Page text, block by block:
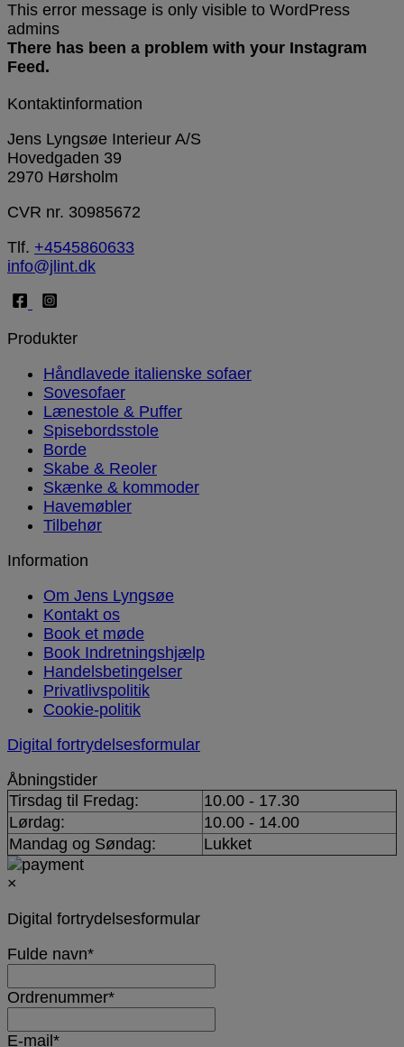
This error message is only visible to WordPress
admins
There has been a problem with your Instagram
Feed.
Kontaktinformation
Jens Lyngsøe Interieur A/S
Hovedgaden 39
2970 Hørsholm
CVR nr. 30985672
Tlf. +4545860633
info@jlint.dk
Produkter
Håndlavede italienske sofaer
Sovesofaer
Lænestole & Puffer
Spisebordsstole
Borde
Skabe & Reoler
Skænke & kommoder
Havemøbler
Tilbehør
Information
Om Jens Lyngsøe
Kontakt os
Book et møde
Book Indretningshjælp
Handelsbetingelser
Privatlivspolitik
Cookie-politik
Digital fortrydelsesformular
Åbningstider
Tirsdag til Fredag:
10.00 - 17.30
Lørdag:
10.00 - 14.00
Mandag og Søndag:
Lukket
×
Digital fortrydelsesformular
Fulde navn*
Ordrenummer*
E-mail *